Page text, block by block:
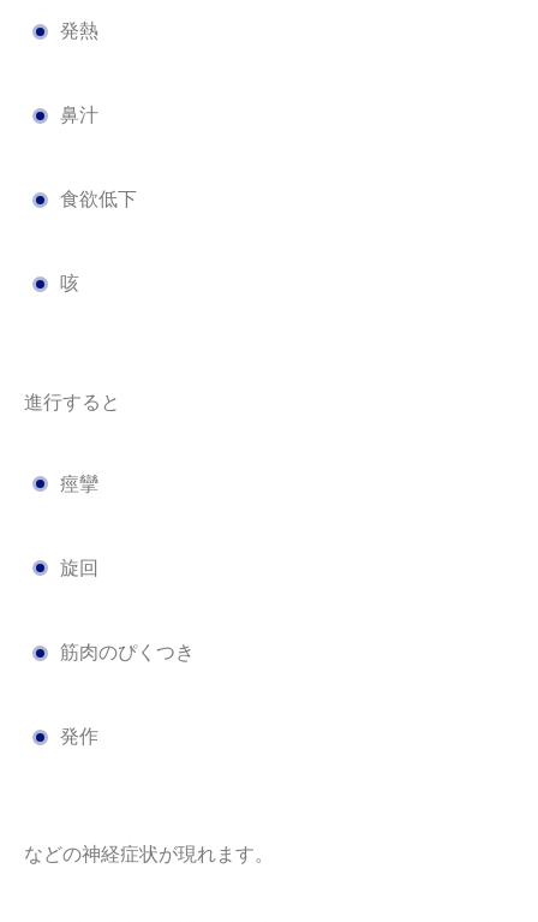
発熱
鼻汁
食欲低下
咳
進行すると
痙攣
旋回
筋肉のぴくつき
発作
などの神経症状が現れます。